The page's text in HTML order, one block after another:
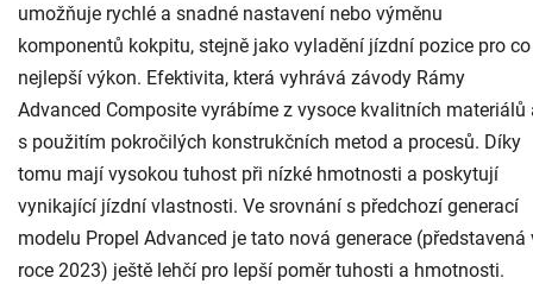
umožňuje rychlé a snadné nastavení nebo výměnu
komponentů kokpitu, stejně jako vyladění jízdní pozice pro co
nejlepší výkon. Efektivita, která vyhrává závody Rámy
Advanced Composite vyrábíme z vysoce kvalitních materiálů
s použitím pokročilých konstrukčních metod a procesů. Díky
tomu mají vysokou tuhost při nízké hmotnosti a poskytují
vynikající jízdní vlastnosti. Ve srovnání s předchozí generací
modelu Propel Advanced je tato nová generace (představená
roce 2023) ještě lehčí pro lepší poměr tuhosti a hmotnosti.